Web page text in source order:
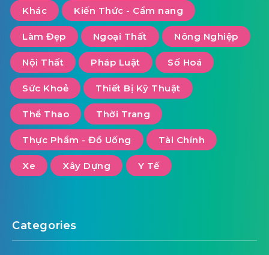
Khác Kiến Thức - Cẩm nang
Làm Đẹp Ngoại Thất Nông Nghiệp
Nội Thất Pháp Luật Số Hoá
Sức Khoẻ Thiết Bị Kỹ Thuật
Thể Thao Thời Trang
Thực Phẩm - Đồ Uống Tài Chính
Xe Xây Dựng Y Tế
Categories